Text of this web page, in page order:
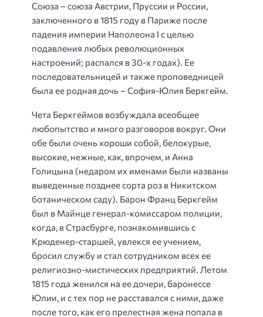
Союза – союза Австрии, Пруссии и России,
заключенного в 1815 году в Париже после
падения империи Наполеона I с целью
подавления любых революционных
настроений; распался в 30-х годах). Ее
последовательницей и также проповедницей
была ее родная дочь – София-Юлия Беркгейм.
Чета Беркгеймов возбуждала всеобщее
любопытство и много разговоров вокруг. Они
обе были очень хороши собой, белокурые,
высокие, нежные, как, впрочем, и Анна
Голицына (недаром их именами были названы
выведенные позднее сорта роз в Никитском
ботаническом саду). Барон Франц Беркгейм
был в Майнце генерал-комиссаром полиции,
когда, в Страсбурге, познакомившись с
Крюденер-старшей, увлекся ее учением,
бросил службу и стал сотрудником всех ее
религиозно-мистических предприятий. Летом
1815 года женился на ее дочери, баронессе
Юлии, и с тех пор не расставался с ними, даже
после того, как его прелестная жена попала в